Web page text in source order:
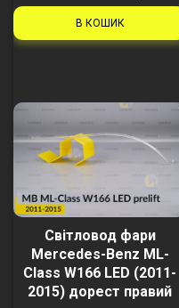
В КОШИК
Світловод фари
Mercedes-Benz ML-
Class W166 LED (2011-
2015) дорест правий